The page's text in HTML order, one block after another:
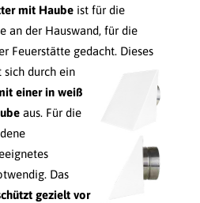
mit Haube ist für die
an der Hauswand, für die
Feuerstätte gedacht. Dieses
sich durch ein
einer in weiß
aus. Für die
Das
gezielt vor